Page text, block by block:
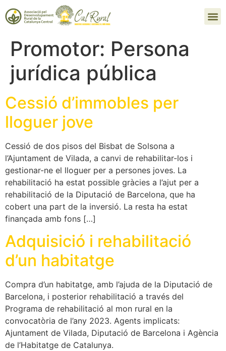
Promotor: Persona
jurídica pública
Cessió d’immobles per
lloguer jove
Cessió de dos pisos del Bisbat de Solsona a
l’Ajuntament de Vilada, a canvi de rehabilitar-los i
gestionar-ne el lloguer per a persones joves. La
rehabilitació ha estat possible gràcies a l’ajut per a
rehabilitació de la Diputació de Barcelona, que ha
cobert una part de la inversió. La resta ha estat
finançada amb fons […]
Adquisició i rehabilitació
d’un habitatge
Compra d’un habitatge, amb l’ajuda de la Diputació de
Barcelona, i posterior rehabilitació a través del
Programa de rehabilitació al mon rural en la
convocatòria de l’any 2023. Agents implicats:
Ajuntament de Vilada, Diputació de Barcelona i Agència
de l’Habitatge de Catalunya.